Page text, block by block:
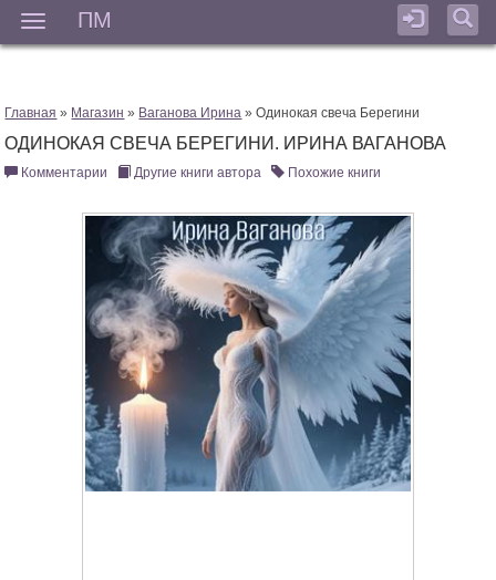
ПМ
Главная » Магазин » Ваганова Ирина » Одинокая свеча Берегини
ОДИНОКАЯ СВЕЧА БЕРЕГИНИ. ИРИНА ВАГАНОВА
Комментарии Другие книги автора Похожие книги